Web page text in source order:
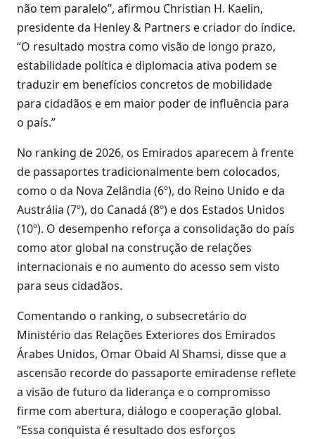
não tem paralelo”, afirmou Christian H. Kaelin,
presidente da Henley & Partners e criador do índice.
“O resultado mostra como visão de longo prazo,
estabilidade política e diplomacia ativa podem se
traduzir em benefícios concretos de mobilidade
para cidadãos e em maior poder de influência para
o país.”
No ranking de 2026, os Emirados aparecem à frente
de passaportes tradicionalmente bem colocados,
como o da Nova Zelândia (6º), do Reino Unido e da
Austrália (7º), do Canadá (8º) e dos Estados Unidos
(10º). O desempenho reforça a consolidação do país
como ator global na construção de relações
internacionais e no aumento do acesso sem visto
para seus cidadãos.
Comentando o ranking, o subsecretário do
Ministério das Relações Exteriores dos Emirados
Árabes Unidos, Omar Obaid Al Shamsi, disse que a
ascensão recorde do passaporte emiradense reflete
a visão de futuro da liderança e o compromisso
firme com abertura, diálogo e cooperação global.
“Essa conquista é resultado dos esforços